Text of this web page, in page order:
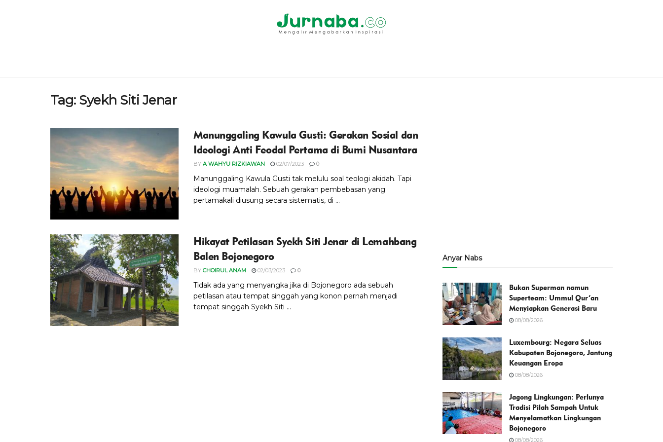
Tag: Syekh Siti Jenar
Manunggaling Kawula Gusti: Gerakan Sosial dan
Ideologi Anti Feodal Pertama di Bumi Nusantara
BY A WAHYU RIZKIAWAN 02/07/2023 0
Manunggaling Kawula Gusti tak melulu soal teologi akidah. Tapi
ideologi muamalah. Sebuah gerakan pembebasan yang
pertamakali diusung secara sistematis, di ...
Hikayat Petilasan Syekh Siti Jenar di Lemahbang
Balen Bojonegoro
BY CHOIRUL ANAM 02/03/2023 0
Tidak ada yang menyangka jika di Bojonegoro ada sebuah
petilasan atau tempat singgah yang konon pernah menjadi
tempat singgah Syekh Siti ...
Anyar Nabs
Bukan Superman namun
Superteam: Ummul Qur’an
Menyiapkan Generasi Baru
08/08/2026
Luxembourg: Negara Seluas
Kabupaten Bojonegoro, Jantung
Keuangan Eropa
08/08/2026
Jagong Lingkungan: Perlunya
Tradisi Pilah Sampah Untuk
Menyelamatkan Lingkungan
Bojonegoro
08/08/2026